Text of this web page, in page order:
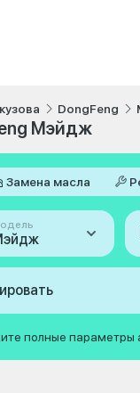
DongFeng
Мэйдж
Замена масла
полные параметры